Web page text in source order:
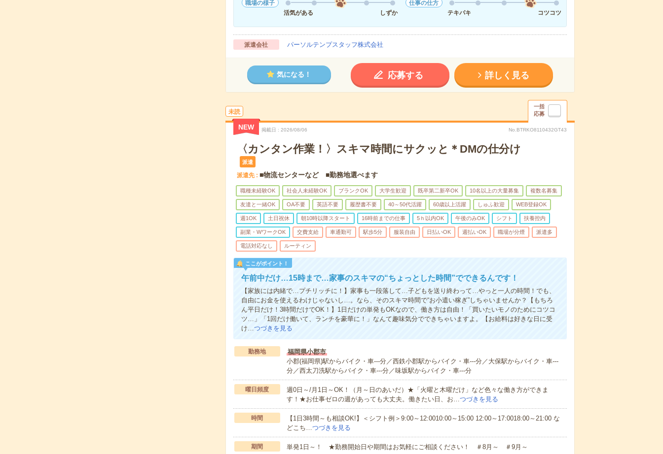
職場の様子
活気がある
しずか
仕事の仕方
テキパキ
コツコツ
派遣会社 パーソルテンプスタッフ株式会社
気になる！ 応募する 詳しく見る
未読
一括
応募
NEW 掲載日 2026/08/06 No.BTRKO8110432GT43
〈カンタン作業！〉スキマ時間にサクッと＊DMの仕分け
派遣
派遣先 ■物流センターなど ■勤務地選べます
職種未経験OK 社会人未経験OK ブランクOK 大学生歓迎 既卒第二新卒OK 10名以上の大量募集 複数名募集
友達と一緒OK OA不要 英語不要 履歴書不要 40～50代活躍 60歳以上活躍 しゅふ歓迎 WEB登録OK
週1OK 土日祝休 朝10時以降スタート 16時前までの仕事 5ｈ以内OK 午後のみOK シフト 扶養控内
副業・WワークOK 交費支給 車通勤可 駅歩5分 服装自由 日払いOK 週払いOK 職場が分煙 派遣多
電話対応なし ルーティン
ここがポイント！
午前中だけ…15時まで…家事のスキマの“ちょっとした時間”でできるんです！
【家族には内緒で…プチリッチに！】家事も一段落して…子どもを送り終わって…やっと一人の時間！でも、
自由にお金を使えるわけじゃないし…。なら、そのスキマ時間で“お小遣い稼ぎ”しちゃいませんか？【もちろ
ん平日だけ！3時間だけでOK！】1日だけの単発もOKなので、働き方は自由！「買いたいモノのためにコツコ
ツ…」「1回だけ働いて、ランチを豪華に！」なんて趣味気分でできちゃいますよ。【お給料は好きな日に受
け… つづきを見る
勤務地
福岡県小郡市
小郡(福岡県)駅からバイク・車---分／西鉄小郡駅からバイク・車---分／大保駅からバイク・車---
分／西太刀洗駅からバイク・車---分／味坂駅からバイク・車---分
曜日頻度
週0日～/月1日～OK！（月～日のあいだ）★「火曜と木曜だけ」など色々な働き方ができま
す！★お仕事ゼロの週があっても大丈夫。働きたい日、お… つづきを見る
時間
【1日3時間～も相談OK!】＜シフト例＞9:00～12:0010:00～15:00 12:00～17:0018:00～21:00 な
どこち… つづきを見る
期間 単発1日～！ ★勤務開始日や期間はお気軽にご相談ください！ ＃8月～ ＃9月～